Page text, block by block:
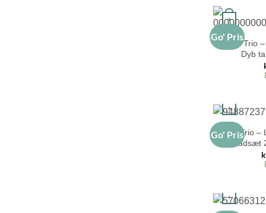
Go' Pris
+
Eva Trio
Dyb
Go' Pris
+
Eva Trio –
fadsæt
+